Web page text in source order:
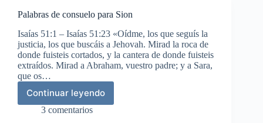
él
Palabras de consuelo para Sion
Isaías 51:1 – Isaías 51:23 «Oídme, los que seguís la
justicia, los que buscáis a Jehovah. Mirad la roca de
donde fuisteis cortados, y la cantera de donde fuisteis
extraídos. Mirad a Abraham, vuestro padre; y a Sara,
que os…
Continuar leyendo
Palabras
de
3 comentarios